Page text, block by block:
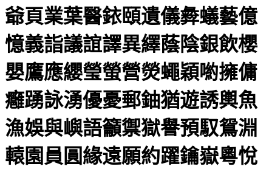
爺頁業葉醫銥頤遺儀彜蟻藝億
憶義詣議誼譯異繹蔭陰銀飲櫻
嬰鷹應纓瑩螢營熒蠅穎喲擁傭
癰踴詠湧優憂郵鈾猶遊誘輿魚
漁娛與嶼語籲禦獄譽預馭鴛淵
轅園員圓緣遠願約躍鑰嶽粵悅